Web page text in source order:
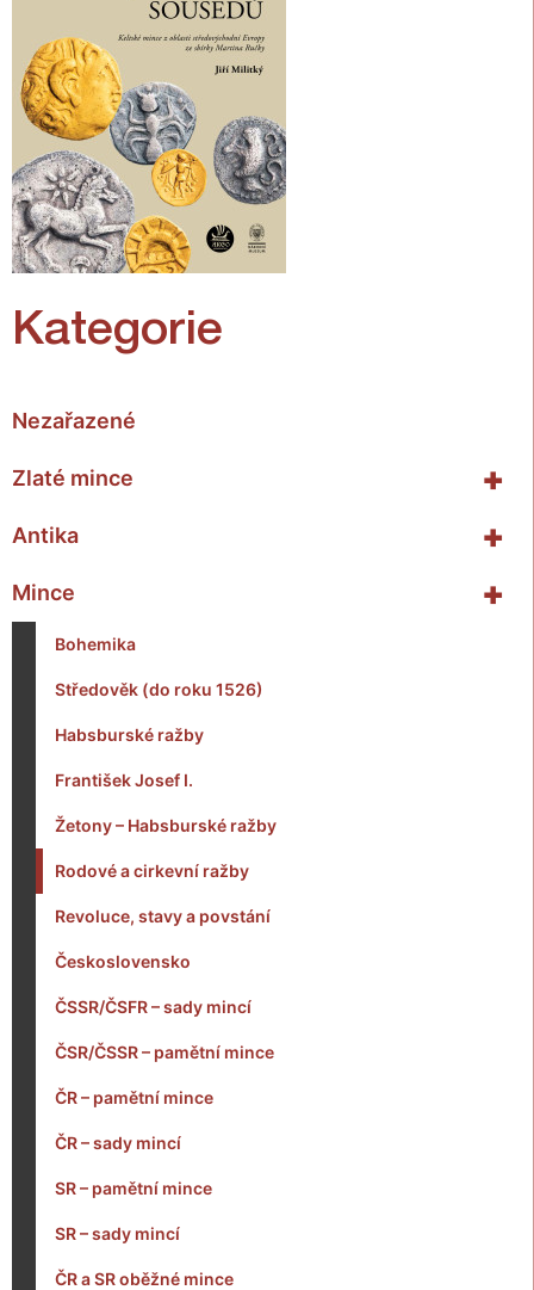
Kategorie
Nezařazené
+
Zlaté mince
+
Antika
+
Mince
Bohemika
Středověk (do roku 1526)
Habsburské ražby
František Josef I.
Žetony – Habsburské ražby
Rodové a cirkevní ražby
Revoluce, stavy a povstání
Československo
ČSSR/ČSFR – sady mincí
ČSR/ČSSR – pamětní mince
ČR – pamětní mince
ČR – sady mincí
SR – pamětní mince
SR – sady mincí
ČR a SR oběžné mince